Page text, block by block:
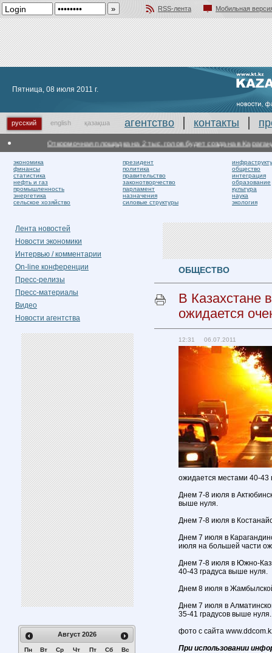
RSS-лента
Мобильная
Пятница, 08 июля 2011 г.
русский english қазақша агентство контакты
Откормочная площадка на 2 тыс. голов будет создана в
экономика
финансы
статистика
нефть и газ
промышленность
энергетика
сельское хозяйство
президент
политика
правительство
законотворчество
парламент
назначения
силовые структуры
общество
интеграция
образование
культура
наука
экология
Лента новостей
Новости экономики
Интервью / комментарии
On-line конференции
Пресс-релизы
Пресс-материалы
Видео
Новости агентства
Август 2026
Пн Вт Ср Чт Пт Сб Вс
ОБЩЕСТВО
В Казахстане
ожидается
12:31 06.07.2011
ожидается местами 40-43
Днем 7-8 июля в
выше нуля.
Днем 7-8 июля в
Днем 7 июля в
июля на большей части
Днем 7-8 июля в Южно-
40-43 градуса выше нуля.
Днем 8 июля в
Днем 7 июля в
35-41 градусов выше нуля.
фото с сайта
При использовании